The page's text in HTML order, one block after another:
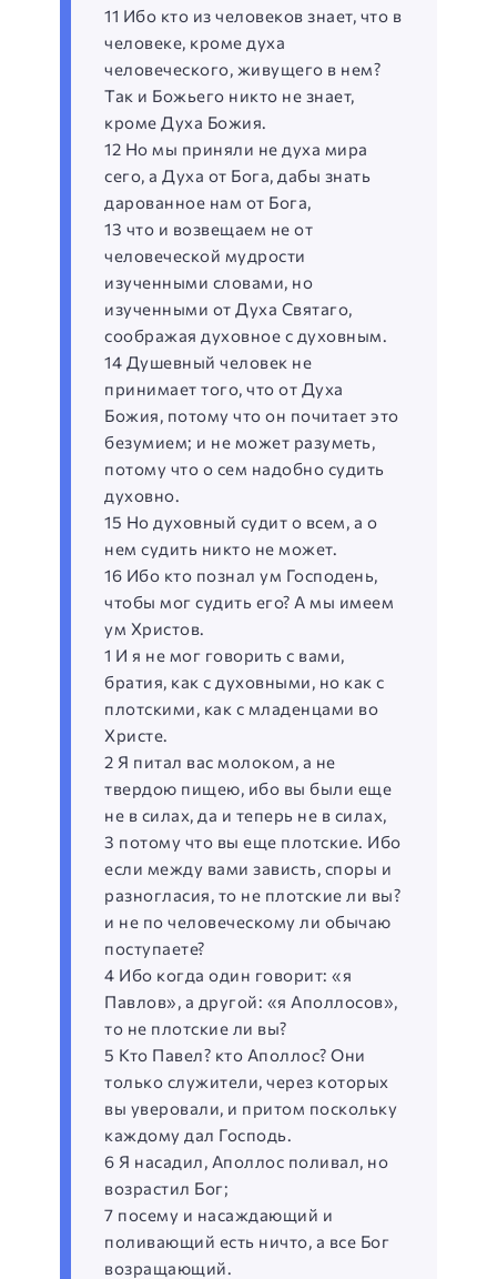
11 Ибо кто из человеков знает, что в
человеке, кроме духа
человеческого, живущего в нем?
Так и Божьего никто не знает,
кроме Духа Божия.
12 Но мы приняли не духа мира
сего, а Духа от Бога, дабы знать
дарованное нам от Бога,
13 что и возвещаем не от
человеческой мудрости
изученными словами, но
изученными от Духа Святаго,
соображая духовное с духовным.
14 Душевный человек не
принимает того, что от Духа
Божия, потому что он почитает это
безумием; и не может разуметь,
потому что о сем надобно судить
духовно.
15 Но духовный судит о всем, а о
нем судить никто не может.
16 Ибо кто познал ум Господень,
чтобы мог судить его? А мы имеем
ум Христов.
1 И я не мог говорить с вами,
братия, как с духовными, но как с
плотскими, как с младенцами во
Христе.
2 Я питал вас молоком, а не
твердою пищею, ибо вы были еще
не в силах, да и теперь не в силах,
3 потому что вы еще плотские. Ибо
если между вами зависть, споры и
разногласия, то не плотские ли вы?
и не по человеческому ли обычаю
поступаете?
4 Ибо когда один говорит: «я
Павлов», а другой: «я Аполлосов»,
то не плотские ли вы?
5 Кто Павел? кто Аполлос? Они
только служители, через которых
вы уверовали, и притом поскольку
каждому дал Господь.
6 Я насадил, Аполлос поливал, но
возрастил Бог;
7 посему и насаждающий и
поливающий есть ничто, а все Бог
возращающий.